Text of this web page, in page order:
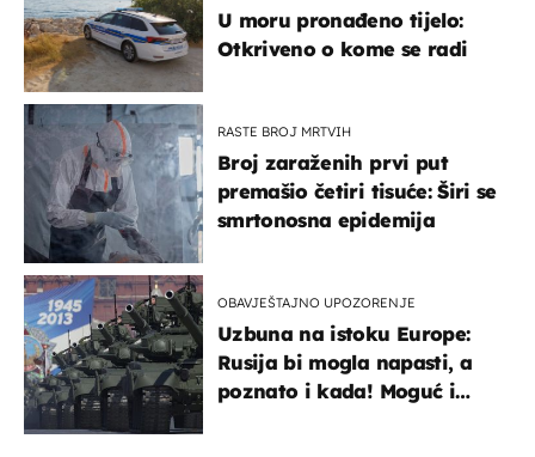
U moru pronađeno tijelo:
Otkriveno o kome se radi
RASTE BROJ MRTVIH
Broj zaraženih prvi put
premašio četiri tisuće: Širi se
smrtonosna epidemija
OBAVJEŠTAJNO UPOZORENJE
Uzbuna na istoku Europe:
Rusija bi mogla napasti, a
poznato i kada! Moguć i